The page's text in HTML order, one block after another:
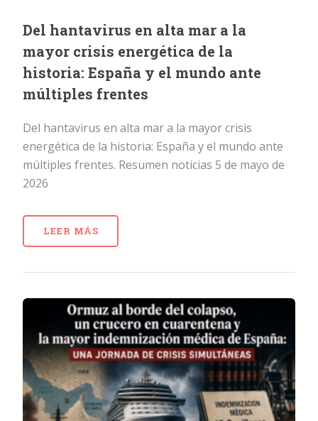
Del hantavirus en alta mar a la
mayor crisis energética de la
historia: España y el mundo ante
múltiples frentes
Del hantavirus en alta mar a la mayor crisis
energética de la historia: España y el mundo ante
múltiples frentes. Resumen noticias 5 de mayo de
2026
LEER MÁS